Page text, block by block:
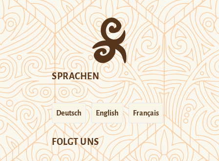
SPRACHEN
Deutsch English Français
FOLGT UNS